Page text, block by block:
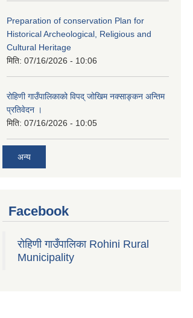
Preparation of conservation Plan for
Historical Archeological, Religious and
Cultural Heritage
मिति: 07/16/2026 - 10:06
रोहिणी गाउँपालिकाको विपद् जोखिम नक्साङ्कन अन्तिम
प्रतिवेदन ।
मिति: 07/16/2026 - 10:05
अन्य
Facebook
रोहिणी गाउँपालिका Rohini Rural
Municipality